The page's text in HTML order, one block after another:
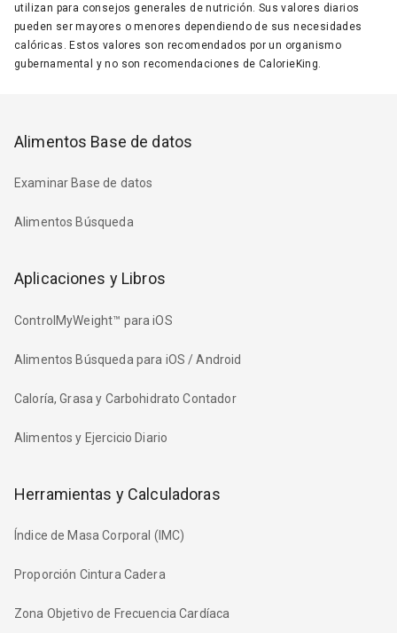
utilizan para consejos generales de nutrición. Sus valores diarios
pueden ser mayores o menores dependiendo de sus necesidades
calóricas. Estos valores son recomendados por un organismo
gubernamental y no son recomendaciones de CalorieKing.
Alimentos Base de datos
Examinar Base de datos
Alimentos Búsqueda
Aplicaciones y Libros
ControlMyWeight™ para iOS
Alimentos Búsqueda para iOS / Android
Caloría, Grasa y Carbohidrato Contador
Alimentos y Ejercicio Diario
Herramientas y Calculadoras
Índice de Masa Corporal (IMC)
Proporción Cintura Cadera
Zona Objetivo de Frecuencia Cardíaca